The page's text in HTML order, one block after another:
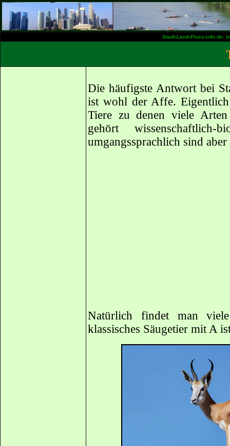
Stadt-Land-Fluss-info.de:
Die häufigste Antwort bei
ist wohl der Affe.
Tiere zu denen viele
gehört
umgangssprachlich sind
Natürlich findet man
klassisches Säugetier mit A